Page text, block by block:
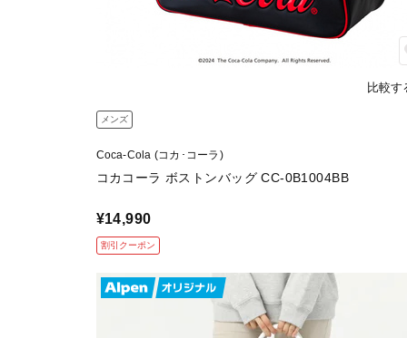
比較す
メンズ
Coca-Cola (コカ･コーラ)
コカコーラ ボストンバッグ CC-0B1004BB
¥14,990
割引クーポン